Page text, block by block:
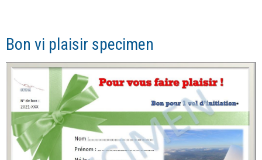
Bon vi plaisir specimen